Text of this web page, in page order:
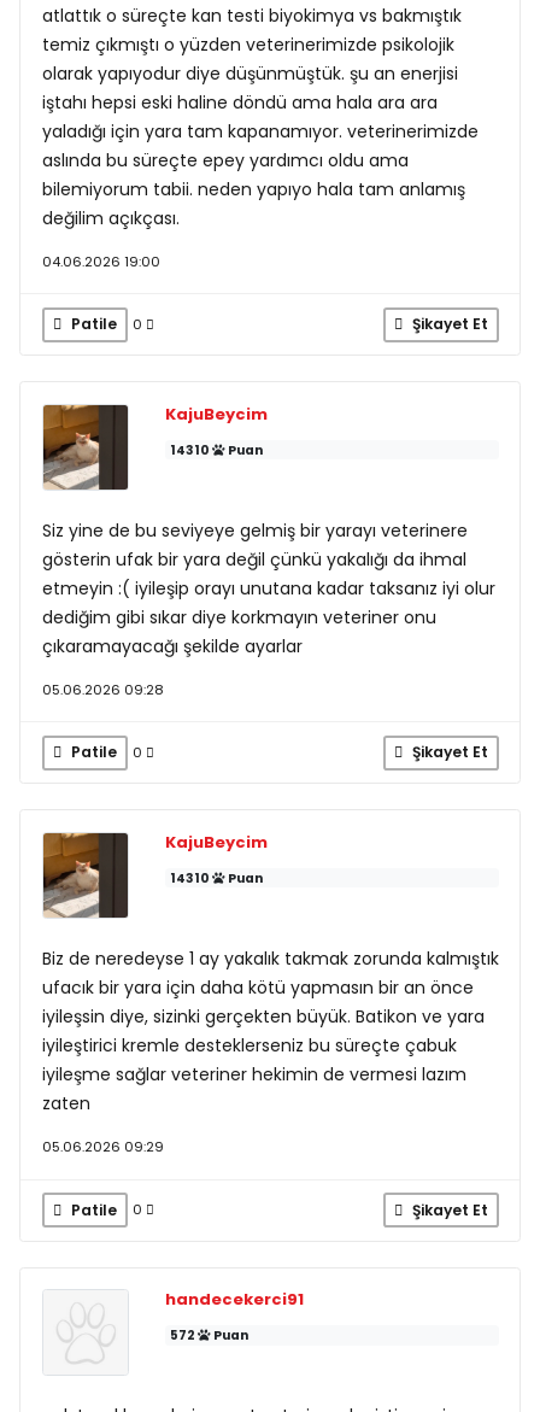
atlattık o süreçte kan testi biyokimya vs bakmıştık
temiz çıkmıştı o yüzden veterinerimizde psikolojik
olarak yapıyodur diye düşünmüştük. şu an enerjisi
iştahı hepsi eski haline döndü ama hala ara ara
yaladığı için yara tam kapanamıyor. veterinerimizde
aslında bu süreçte epey yardımcı oldu ama
bilemiyorum tabii. neden yapıyo hala tam anlamış
değilim açıkçası.
04.06.2026 19:00
Patile 0 Şikayet Et
KajuBeycim
14310 Puan
Siz yine de bu seviyeye gelmiş bir yarayı veterinere
gösterin ufak bir yara değil çünkü yakalığı da ihmal
etmeyin :( iyileşip orayı unutana kadar taksanız iyi olur
dediğim gibi sıkar diye korkmayın veteriner onu
çıkaramayacağı şekilde ayarlar
05.06.2026 09:28
Patile 0 Şikayet Et
KajuBeycim
14310 Puan
Biz de neredeyse 1 ay yakalık takmak zorunda kalmıştık
ufacık bir yara için daha kötü yapmasın bir an önce
iyileşsin diye, sizinki gerçekten büyük. Batikon ve yara
iyileştirici kremle desteklerseniz bu süreçte çabuk
iyileşme sağlar veteriner hekimin de vermesi lazım
zaten
05.06.2026 09:29
Patile 0 Şikayet Et
handecekerci91
572 Puan